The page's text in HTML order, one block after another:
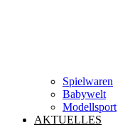
Spielwaren
Babywelt
Modellsport
AKTUELLES